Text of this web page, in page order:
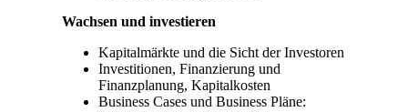
Wachsen und investieren
Kapitalmärkte und die Sicht der Investoren
Investitionen, Finanzierung und
Finanzplanung, Kapitalkosten
Business Cases und Business Pläne: